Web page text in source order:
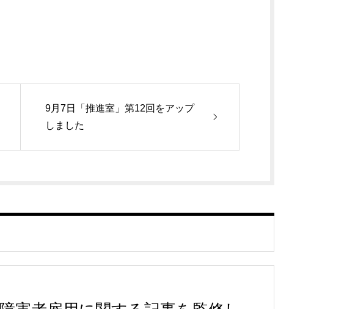
9月7日「推進室」第12回をアップ
しました